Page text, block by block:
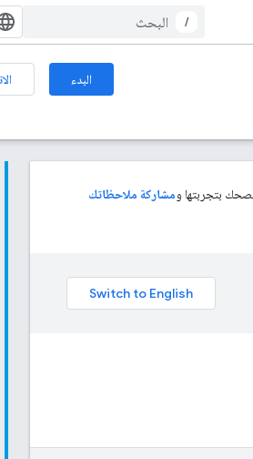
/
البدء
بتجربتها ومشاركة ملاحظاتك